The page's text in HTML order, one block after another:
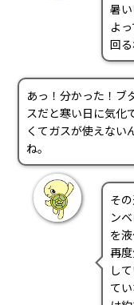
暑
よ
回る
あっ！分かった！ブ
スだと寒い日に気化
くてガスが使えない
ね。
そ
ン
を
再
し
て